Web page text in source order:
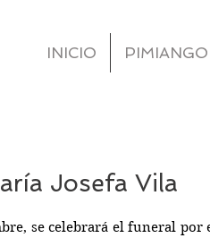
INICIO PIMIANGO
Josefa Vila
se celebrará el funeral por